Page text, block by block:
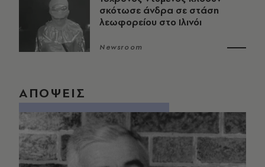
σκότωσε άνδρα σε στάση
λεωφορείου στο Ιλινόι
Newsroom
ΑΠΟΨΕΙΣ